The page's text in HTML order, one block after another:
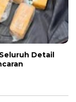
Detail